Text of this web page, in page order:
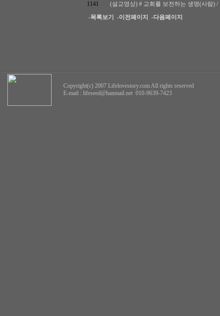
1141
(설교영상) # 교회를 보전하는 생명(사람) /
-목록보기
-이전페이지 -다음페이지
Copyright(c) 2007 Lifelovestory.com All rights reserved
E-mail : lifeseed@hanmail.net 010-9639-7423